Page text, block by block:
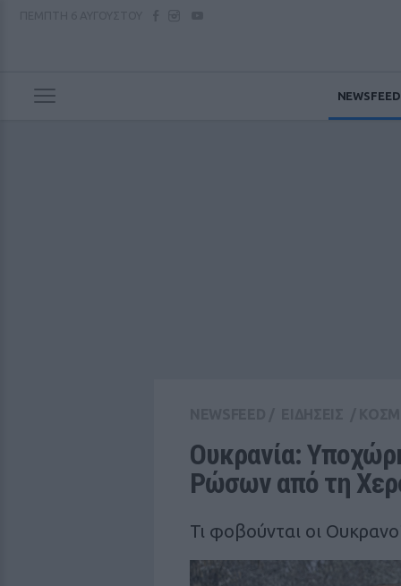
NEWSFEED
Ουκρανία:
Ρώσων από τη
Τι φοβούνται οι